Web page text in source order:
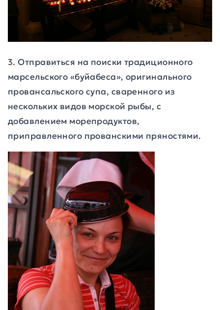
3. Отправиться на поиски традиционного
марсельского «буйабеса», оригинального
провансальского супа, сваренного из
нескольких видов морской рыбы, с
добавлением морепродуктов,
приправленного прованскими пряностями.